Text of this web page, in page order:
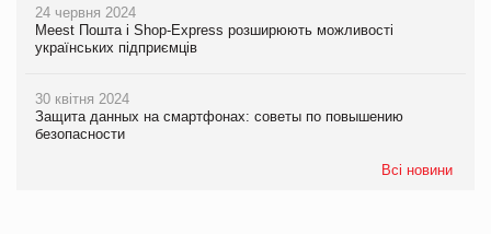
24 червня 2024
Meest Пошта і Shop-Express розширюють можливості
українських підприємців
30 квітня 2024
Защита данных на смартфонах: советы по повышению
безопасности
Всі новини